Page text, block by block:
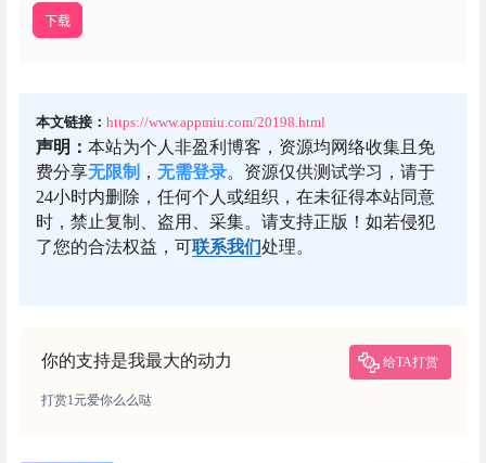
下载
本文链接： https://www.appmiu.com/20198.html
声明： 本站为个人非盈利博客，资源均网络收集且免
费分享无限制 ， 无需登录。资源仅供测试学习，请于
24小时内删除，任何个人或组织，在未征得本站同意
时，禁止复制、盗用、采集。请支持正版！如若侵犯
了您的合法权益，可联系我们处理。
你的支持是我最大的动力 给TA打赏
打赏1元爱你么么哒